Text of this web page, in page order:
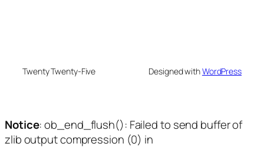
Twenty Twenty-Five Designed withWordPress
Notice: ob_end_flush(): Failed to send buffer of
zlib output compression (0) in